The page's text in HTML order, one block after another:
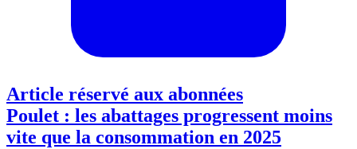
Article réservé aux abonnées
Poulet : les abattages progressent moins
vite que la consommation en 2025